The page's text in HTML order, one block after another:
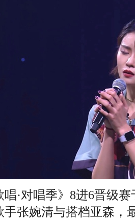
对唱季》8进6晋级赛
手张婉清与搭档亚森，